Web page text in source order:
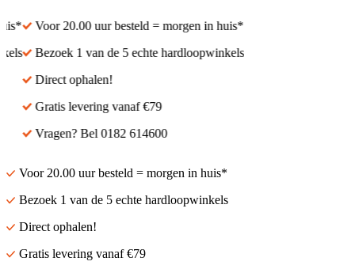
Voor 20.00 uur besteld = morgen in huis*
Bezoek 1 van de 5 echte hardloopwinkels
Direct ophalen!
Gratis levering vanaf €79
Vragen? Bel 0182 614600
Voor 20.00 uur besteld = morgen in huis*
Bezoek 1 van de 5 echte hardloopwinkels
Direct ophalen!
Gratis levering vanaf €79